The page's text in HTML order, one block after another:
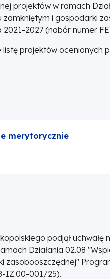
projektów w ramach
i gospodarki
2027 (nabór numer
projektów ocenionych
merytorycznie
podjął
Działania 02.08
IZ.00-001/25).